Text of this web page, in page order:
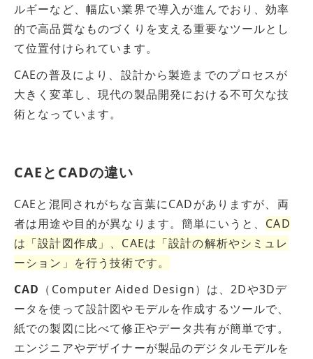
ルギーなど、幅広い業界で導入が進んでおり、効率
的で高品質なものづくりを支える重要なツールとし
て位置付けられています。
CAEの普及により、設計から製造までのプロセスが
大きく変革し、現代の製品開発における不可欠な技
術となっています。
CAEとCADの違い
CAEと混同されがちな言葉にCADがありますが、両
者は用途や目的が異なります。簡単にいうと、 CAD
は「設計図作成」、CAEは「設計の解析やシミュレ
ーション」を行う技術です。
CAD （Computer Aided Design）は、2Dや3Dデ
ータを使って設計図やモデルを作成するツールで、
紙での製図に比べて修正やデータ共有が簡単です。
エンジニアやデザイナーが製品のデジタルモデルを